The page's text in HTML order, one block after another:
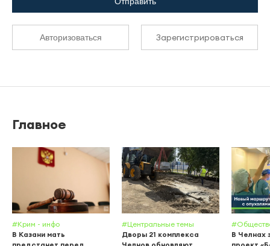
Авторизоваться Зарегистрироваться
Главное
#Крим - инфо
В Казани мать
#Центральные темы
Дворы 21 комплекса
В Челнах